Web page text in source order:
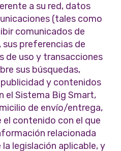
a su red, datos
(tales como
comunicados de
preferencias de
de uso y transacciones
sus búsquedas,
y contenidos
el Sistema Big Smart,
de envío/entrega,
contenido con el que
relacionada
legislación aplicable, y